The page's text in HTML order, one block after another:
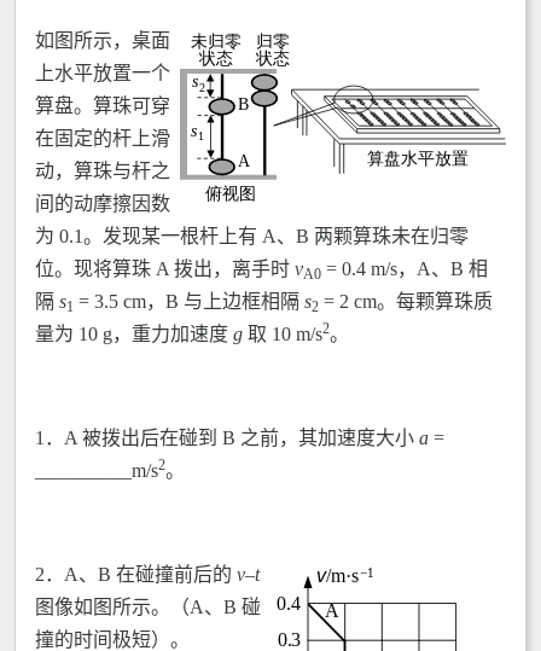
如图所示，桌面
上水平放置一个
算盘。算珠可穿
在固定的杆上滑
动，算珠与杆之
间的动摩擦因数
为 0.1。发现某一根杆上有 A、B 两颗算珠未在归零
位。现将算珠 A 拨出，离手时 vA0 = 0.4 m/s，A、B 相
隔 s1 = 3.5 cm，B 与上边框相隔 s2 = 2 cm。每颗算珠质
量为 10 g，重力加速度 g 取 10 m/s2。
1．A 被拨出后在碰到 B 之前，其加速度大小 a =
__________m/s2。
2．A、B 在碰撞前后的 v–t
图像如图所示。（A、B 碰
撞的时间极短）。